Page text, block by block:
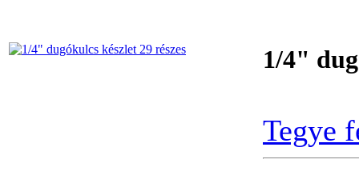
1/4"
Tegye